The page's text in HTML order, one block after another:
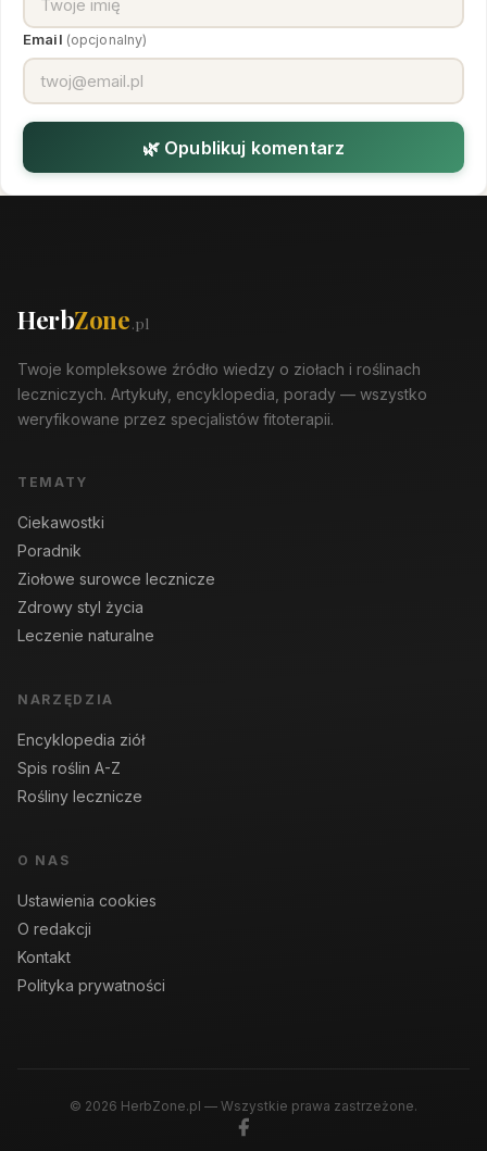
Email (opcjonalny)
🌿 Opublikuj komentarz
HerbZone.pl
Twoje kompleksowe źródło wiedzy o ziołach i roślinach
leczniczych. Artykuły, encyklopedia, porady — wszystko
weryfikowane przez specjalistów fitoterapii.
TEMATY
Ciekawostki
Poradnik
Ziołowe surowce lecznicze
Zdrowy styl życia
Leczenie naturalne
NARZĘDZIA
Encyklopedia ziół
Spis roślin A-Z
Rośliny lecznicze
O NAS
Ustawienia cookies
O redakcji
Kontakt
Polityka prywatności
© 2026 HerbZone.pl — Wszystkie prawa zastrzeżone.